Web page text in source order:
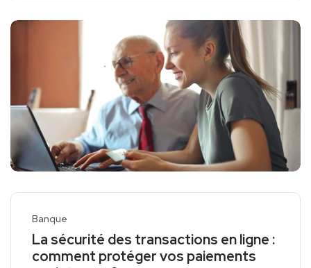
Banque
La sécurité des transactions en ligne :
comment protéger vos paiements